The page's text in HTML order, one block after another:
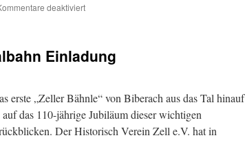
deaktiviertfür
Einladung
erste „Zeller Bähnle“ von Biberach aus das Tal hinauf
das 110-jährige Jubiläum dieser wichtigen
Der Historisch Verein Zell e.V. hat in